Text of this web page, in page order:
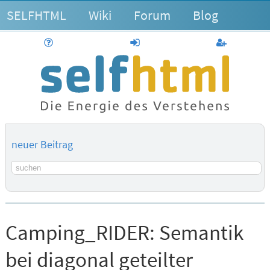
SELFHTML Wiki Forum Blog
anmelden
neuer Beitrag
Suchbegriff
Camping_RIDER: Semantik
bei diagonal geteilter